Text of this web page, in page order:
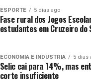
ESPORTE 5 dias ago
Fase rural dos Jogos
estudantes em Cruzeiro do
ECONOMIA E INDUSTRIA 5 dias
Selic cai para 14%, mas
corte insuficiente